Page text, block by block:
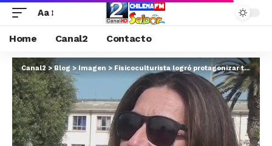
Aa
Home Canal2 Contacto
Canal2>Blog > Imagen > Fisicoculturista logró protagonizar torneo internacional desarrollado en Argentina